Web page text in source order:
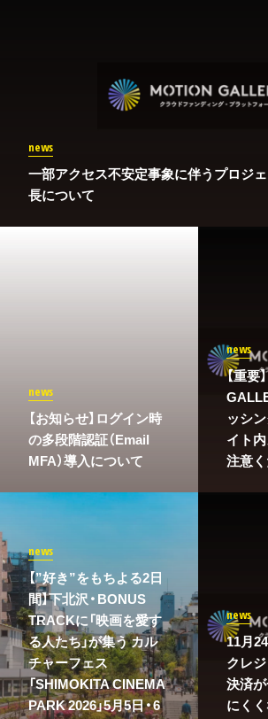
news
一部アクセス不安定事象に伴うプロジ
長について
news
​【お知らせ】ログイン時
の多段階認証（Email
MFA）導入について
news
【重要
ッシ
イト
注意
news
【”好き”をもちよる2日
間】下北沢・BONUS
TRACKに「映画を愛す
る人たち」が集う カル
チャーフェス
「SHIMOKITA CINEMA
PARK 2026」5月5日・6
news
11月
クレ
決済
にく